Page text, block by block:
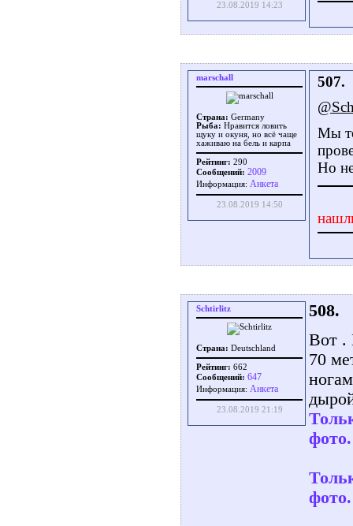
23.08.2019 14:23
marschall
Страна: Germany
Рыба: Нравится ловить
щуку и окуня, но всё чаще
хаживаю на бель и карпа
Рейтинг: 290
Сообщений: 2009
Информация: Aнкета
23.08.2019 14:50
507.
Мы
Но
Schtirlitz
Страна: Deutschland
Рейтинг: 662
Сообщений: 647
Информация: Aнкета
23.08.2019 21:19
508.
Вот .
70
фото.
фото.